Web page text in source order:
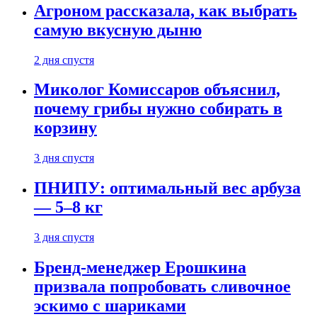
Агроном рассказала, как выбрать
самую вкусную дыню
2 дня спустя
Миколог Комиссаров объяснил,
почему грибы нужно собирать в
корзину
3 дня спустя
ПНИПУ: оптимальный вес арбуза
— 5–8 кг
3 дня спустя
Бренд-менеджер Ерошкина
призвала попробовать сливочное
эскимо с шариками